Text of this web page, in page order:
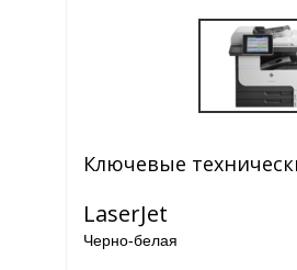
Ключевые
LaserJet
Черно-белая